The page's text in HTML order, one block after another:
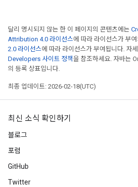
달리 명시되지 않는 한 이 페이지의 콘텐츠에는
Attribution 4.0 라이선스에 따라 라이선스가 부
2.0 라이선스에 따라 라이선스가 부여됩니다. 자
Developers 사이트 정책을 참조하세요. 자바는
의 등록 상표입니다.
최종 업데이트: 2026-02-18(UTC)
최신 소식 확인하기
블로그
포럼
GitHub
Twitter